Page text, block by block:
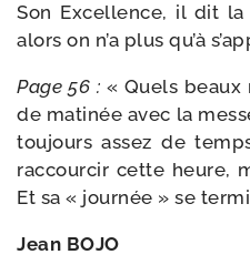
Son Excellence, il dit
alors on n’a plus qu’à
Page 56 : « Quels
de mati­née avec la
tou­jours assez de
rac­cour­cir cette heure,
Et sa « jour­née » se
Jean BOJO